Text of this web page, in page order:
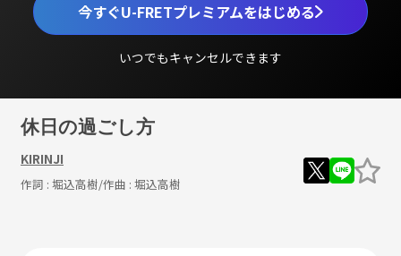
今すぐU-FRETプレミアムをはじめる
いつでもキャンセルできます
休日の過ごし方
KIRINJI
作詞 : 堀込高樹/作曲 : 堀込高樹